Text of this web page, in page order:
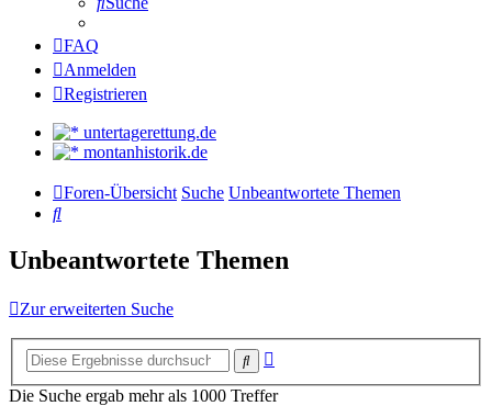
FAQ
Anmelden
Registrieren
untertagerettung.de
montanhistorik.de
Foren-Übersicht Suche Unbeantwortete Themen
Suche
Unbeantwortete Themen
Zur erweiterten Suche
Suche
Die Suche ergab mehr als 1000 Treffer